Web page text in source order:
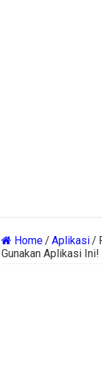
Home/ Aplikasi/
Gunakan Aplikasi Ini!